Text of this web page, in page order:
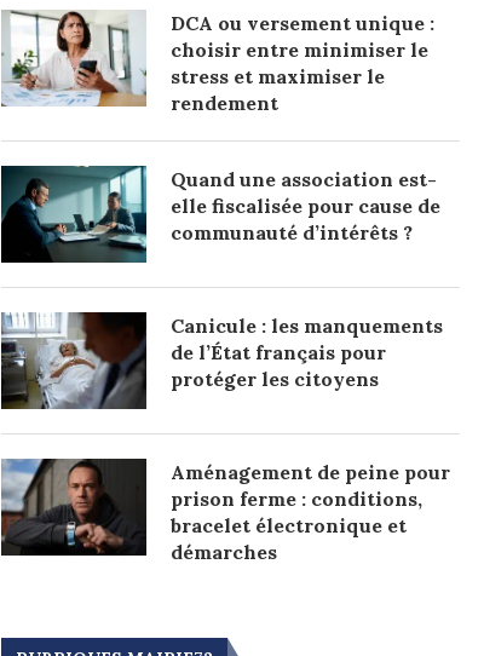
DCA ou versement unique :
choisir entre minimiser le
stress et maximiser le
rendement
Quand une association est-
elle fiscalisée pour cause de
communauté d’intérêts ?
Canicule : les manquements
de l’État français pour
protéger les citoyens
Aménagement de peine pour
prison ferme : conditions,
bracelet électronique et
démarches